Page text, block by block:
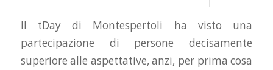
Il tDay di Montespertoli ha visto una
partecipazione di persone decisamente
superiore alle aspettative, anzi, per prima cosa